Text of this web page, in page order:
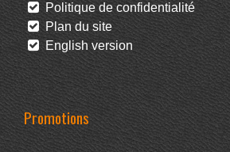
Politique de confidentialité
Plan du site
English version
Promotions